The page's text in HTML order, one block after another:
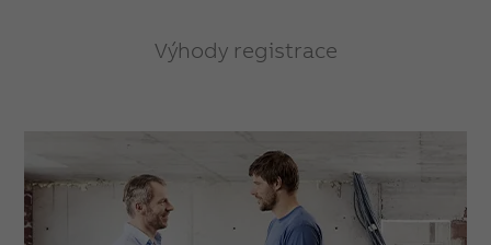
Výhody registrace